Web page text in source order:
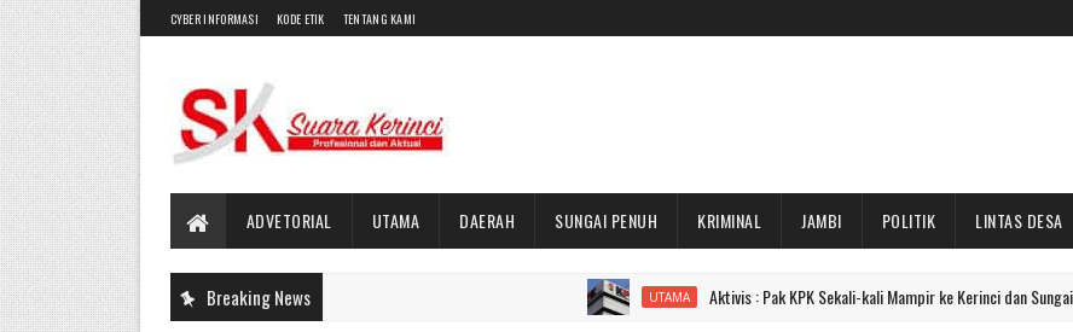
CYBER INFORMASI KODE ETIK TENTANG KAMI
ADVETORIAL UTAMA DAERAH SUNGAI PENUH KRIMINAL JAMBI POLITIK LINTAS DESA
Breaking News UTAMA Aktivis : Pak KPK Sekali-kali Mampir ke Kerinci dan Sungai Penuh Dong!